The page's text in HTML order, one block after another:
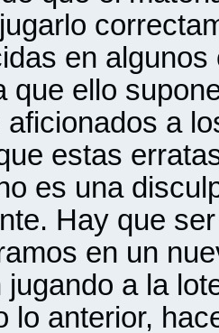
en
que ello
aficionados a
estas
es una
Hay que
en un
jugando a la
lo anterior,